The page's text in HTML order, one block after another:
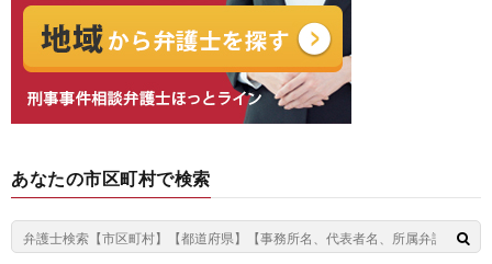
あなたの市区町村で検索